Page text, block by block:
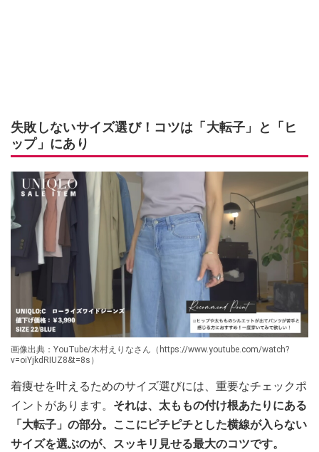
失敗しないサイズ選び！コツは「大転子」と「ヒ
ップ」にあり
画像出典：YouTube/木村えりなさん（https://www.youtube.com/watch?
v=oiYjkdRIUZ8&t=8s）
着痩せを叶えるためのサイズ選びには、重要なチェックポ
イントがあります。 それは、太ももの付け根あたりにある
「大転子」の部分。ここにピチピチとした横線が入らない
サイズを選ぶのが、スッキリ見せる最大のコツです。